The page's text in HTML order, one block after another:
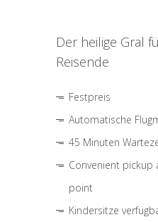
Der heilige Gral
Reisende
Festpreis
Automatische
45 Minuten
Convenient
point
Kindersitze